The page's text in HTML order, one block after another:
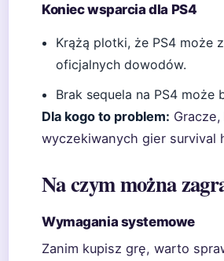
Koniec wsparcia dla PS4
Krążą plotki, że PS4 może
oficjalnych dowodów.
Brak sequela na PS4
Dla kogo to problem:
wyczekiwanych gier survival
Na czym można
Wymagania systemowe
Zanim kupisz grę, warto